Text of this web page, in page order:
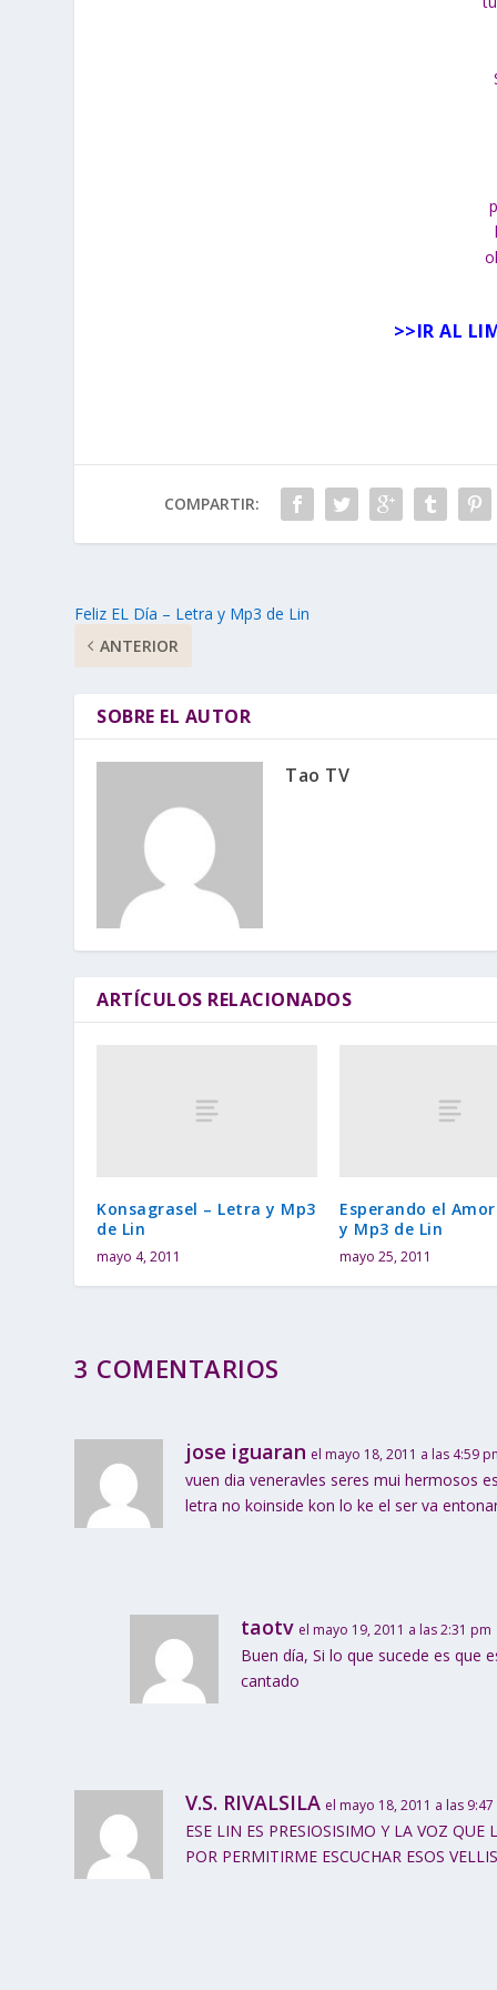
>>IR AL
COMPARTIR:
Feliz EL Día – Letra y Mp3 de Lin
ANTERIOR
SOBRE EL AUTOR
Tao TV
ARTÍCULOS RELACIONADOS
Konsagrasel – Letra y Mp3
de Lin
mayo 4, 2011
Esperando el
y Mp3 de Lin
mayo 25, 2011
3 COMENTARIOS
jose iguaran el mayo 18, 2011 a las 4:59
vuen dia veneravles seres mui hermosos
letra no koinside kon lo ke el ser va
taotv el mayo 19, 2011 a las 2:31 pm
Buen día, Si lo que sucede es que
cantado
V.S. RIVALSILA el mayo 18, 2011 a las
ESE LIN ES PRESIOSISIMO Y LA VOZ
POR PERMITIRME ESCUCHAR ESOS